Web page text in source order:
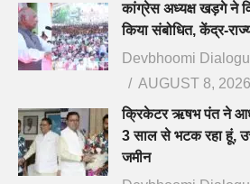
कांग्रेस अध्यक्ष खड़गे ने
किया संबोधित, केंद्र-
Devbhoomi
AUGUST 8, 2026
क्रिकेटर ऋषभ पंत ने
3 साल से भटक रहा हूं,
जमीन